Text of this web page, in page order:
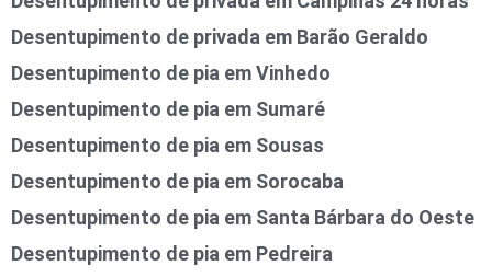
Desentupimento de privada em Barão Geraldo
Desentupimento de pia em Vinhedo
Desentupimento de pia em Sumaré
Desentupimento de pia em Sousas
Desentupimento de pia em Sorocaba
Desentupimento de pia em Santa Bárbara do Oeste
Desentupimento de pia em Pedreira